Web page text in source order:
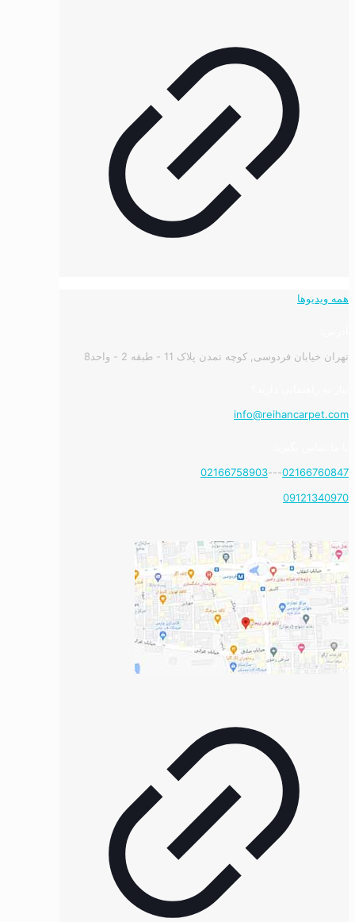
همه ویدیوها
تهران خیابان فردوسی, کوچه تمدن پلاک 11 - طبقه 2 - واحد8
info@reihancarpet.com
02166760847
---
02166758903
09121340970